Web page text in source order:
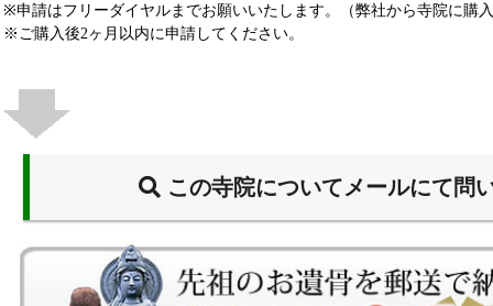
※申請はフリーダイヤルまでお願いいたします。（弊社から寺院に購
※ご購入後2ヶ月以内に申請してください。
この寺院についてメールにて問